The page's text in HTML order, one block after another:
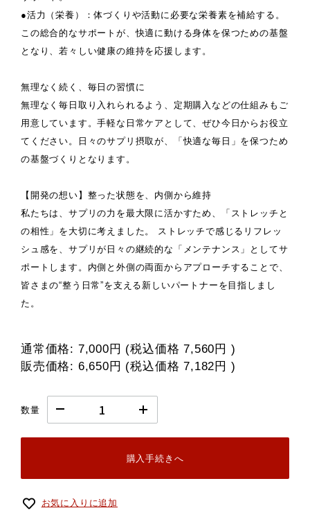
●活力（栄養）：体づくりや活動に必要な栄養素を補給する。
この総合的なサポートが、快適に動ける身体を保つための基盤
となり、若々しい健康の維持を応援します。
無理なく続く、毎日の習慣に
無理なく毎日取り入れられるよう、定期購入などの仕組みもご
用意しています。手軽な日常ケアとして、ぜひ今日からお役立
てください。日々のサプリ摂取が、「快適な毎日」を保つため
の基盤づくりとなります。
【開発の想い】整った状態を、内側から維持
私たちは、サプリの力を最大限に活かすため、「ストレッチと
の相性」を大切に考えました。 ストレッチで感じるリフレッ
シュ感を、サプリが日々の継続的な「メンテナンス」としてサ
ポートします。内側と外側の両面からアプローチすることで、
皆さまの“整う日常”を支える新しいパートナーを目指しまし
た。
通常価格: 7,000円 (税込価格7,560円 )
販売価格: 6,650円 (税込価格7,182円 )
数量
購入手続きへ
お気に入りに追加